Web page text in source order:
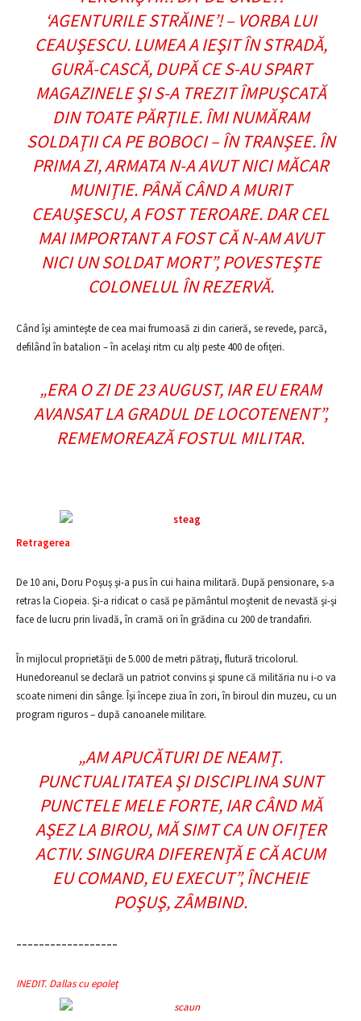
‘AGENTURILE STRĂINE’! – VORBA LUI
CEAUŞESCU. LUMEA A IEŞIT ÎN STRADĂ,
GURĂ-CASCĂ, DUPĂ CE S-AU SPART
MAGAZINELE ŞI S-A TREZIT ÎMPUŞCATĂ
DIN TOATE PĂRŢILE. ÎMI NUMĂRAM
SOLDAŢII CA PE BOBOCI – ÎN TRANŞEE. ÎN
PRIMA ZI, ARMATA N-A AVUT NICI MĂCAR
MUNIŢIE. PÂNĂ CÂND A MURIT
CEAUŞESCU, A FOST TEROARE. DAR CEL
MAI IMPORTANT A FOST CĂ N-AM AVUT
NICI UN SOLDAT MORT”, POVESTEŞTE
COLONELUL ÎN REZERVĂ.
Când îşi aminteşte de cea mai frumoasă zi din carieră, se revede, parcă,
defilând în batalion – în acelaşi ritm cu alţi peste 400 de ofiţeri.
„ERA O ZI DE 23 AUGUST, IAR EU ERAM
AVANSAT LA GRADUL DE LOCOTENENT”,
REMEMOREAZĂ FOSTUL MILITAR.
Retragerea
De 10 ani, Doru Poşuş şi-a pus în cui haina militară. După pensionare, s-a
retras la Ciopeia. Şi-a ridicat o casă pe pământul moştenit de nevastă şi-şi
face de lucru prin livadă, în cramă ori în grădina cu 200 de trandafiri.
În mijlocul proprietăţii de 5.000 de metri pătraţi, flutură tricolorul.
Hunedoreanul se declară un patriot convins şi spune că milităria nu i-o va
scoate nimeni din sânge. Îşi începe ziua în zori, în biroul din muzeu, cu un
program riguros – după canoanele militare.
„AM APUCĂTURI DE NEAMŢ.
PUNCTUALITATEA ŞI DISCIPLINA SUNT
PUNCTELE MELE FORTE, IAR CÂND MĂ
AŞEZ LA BIROU, MĂ SIMT CA UN OFIŢER
ACTIV. SINGURA DIFERENŢĂ E CĂ ACUM
EU COMAND, EU EXECUT”, ÎNCHEIE
POŞUŞ, ZÂMBIND.
––––––––––––––––––
INEDIT. Dallas cu epoleţ